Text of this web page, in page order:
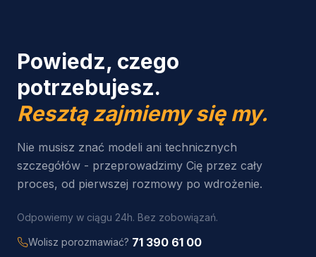
Powiedz, czego
potrzebujesz.
Resztą zajmiemy się my.
Nie musisz znać modeli ani technicznych
szczegółów - przeprowadzimy Cię przez cały
proces, od pierwszej rozmowy po wdrożenie.
Odpowiemy w ciągu 24h. Bez zobowiązań.
Wolisz porozmawiać? 71 390 61 00